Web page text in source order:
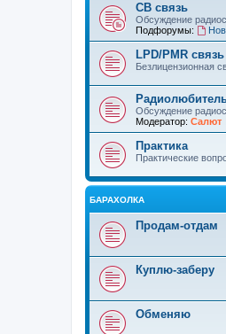
СВ связь
Обсуждение
Подфорумы:
LPD/PMR связь
Безлицензионная
Обсуждение
Модератор: Салют
Практика
Практические
БАРАХОЛКА
Продам-отдам
Куплю-заберу
Обменяю